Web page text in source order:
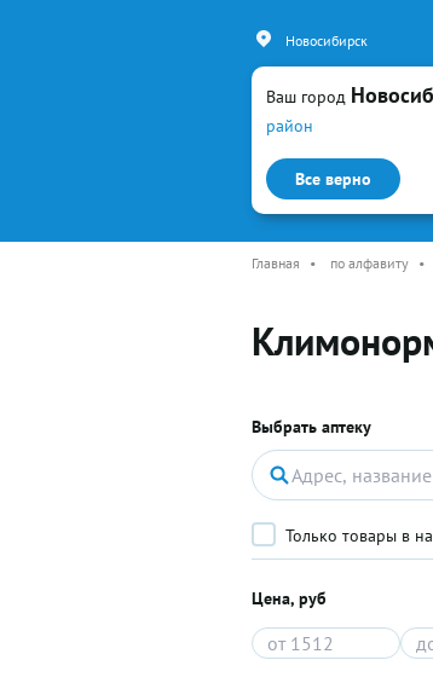
Ваш город
район
Все верно
Новосибирск
Каталог
Главная • по алфавиту •
Выбрать аптеку
Только товары в
Цена, руб